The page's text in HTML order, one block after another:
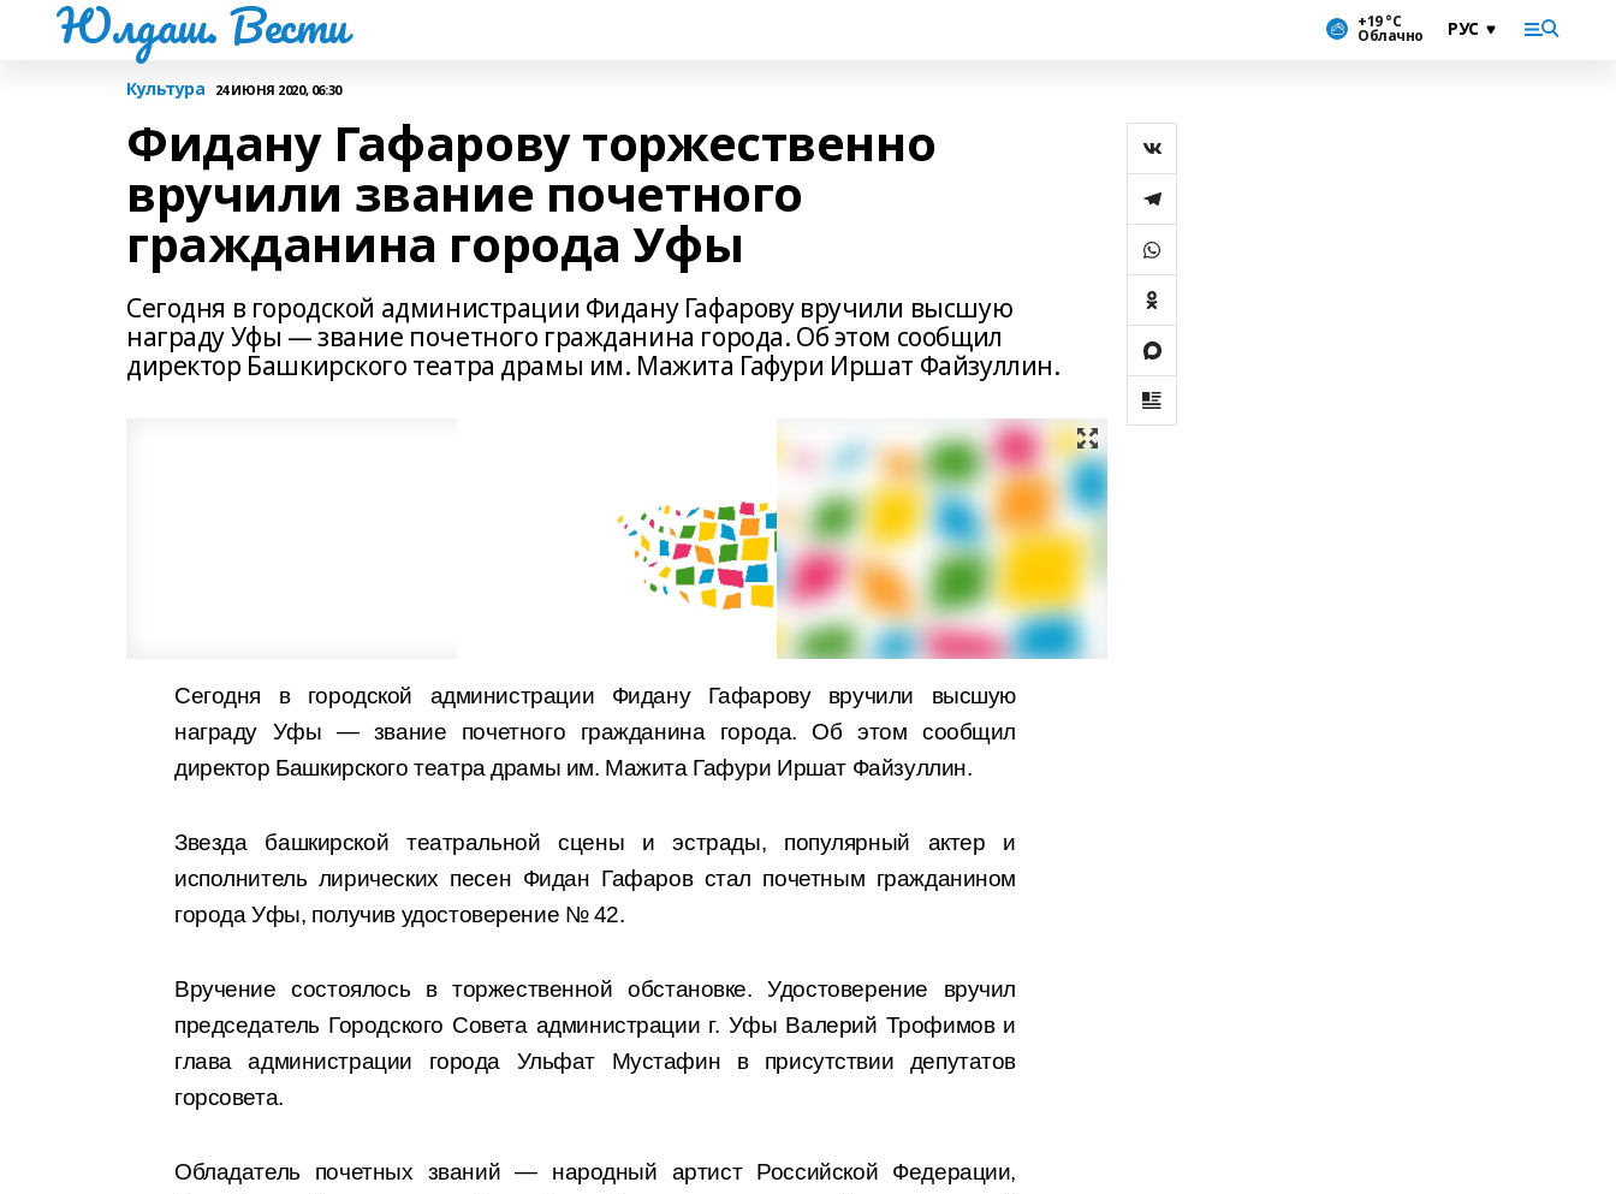
Юлдаш. Вести +19 °С
Облачно
Культура 24 ИЮНЯ 2020, 06:30
Фидану Гафарову торжественно
вручили звание почетного
гражданина города Уфы
Сегодня в городской администрации Фидану Гафарову вручили высшую
награду Уфы — звание почетного гражданина города. Об этом сообщил
директор Башкирского театра драмы им. Мажита Гафури Иршат Файзуллин.
Сегодня в городской администрации Фидану Гафарову вручили высшую
награду Уфы — звание почетного гражданина города. Об этом сообщил
директор Башкирского театра драмы им. Мажита Гафури Иршат Файзуллин.
Звезда башкирской театральной сцены и эстрады, популярный актер и
исполнитель лирических песен Фидан Гафаров стал почетным гражданином
города Уфы, получив удостоверение № 42.
Вручение состоялось в торжественной обстановке. Удостоверение вручил
председатель Городского Совета администрации г. Уфы Валерий Трофимов и
глава администрации города Ульфат Мустафин в присутствии депутатов
горсовета.
Обладатель почетных званий — народный артист Российской Федерации,